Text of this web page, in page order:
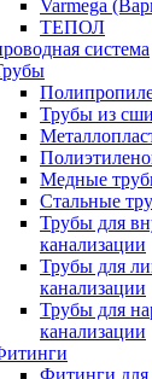
Varmega
ТЕПОЛ
система
Трубы из
Медные
Стальные
Трубы для
канализации
Трубы для
канализации
Трубы для
канализации
Фитинги